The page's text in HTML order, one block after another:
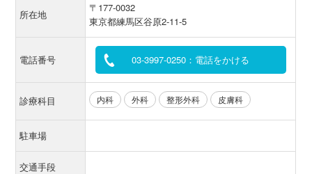
所在地
〒177-0032
東京都練馬区谷原2-11-5
電話番号 03-3997-0250：電話をかける
診療科目 内科 外科 整形外科 皮膚科
駐車場
交通手段